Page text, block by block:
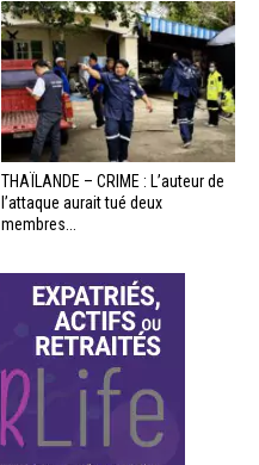
THAÏLANDE – CRIME : L’auteur de
l’attaque aurait tué deux
membres...